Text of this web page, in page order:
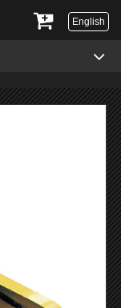
English